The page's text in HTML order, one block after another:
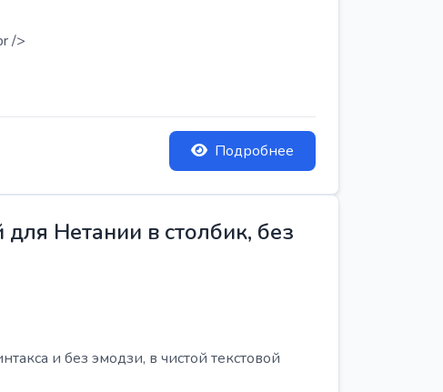
/>
Подробнее
Нетании в столбик, без
и без эмодзи, в чистой текстовой